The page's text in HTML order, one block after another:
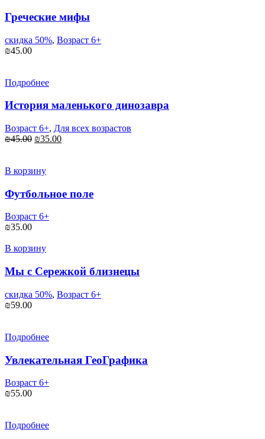
Греческие мифы
скидка 50%, Возраст 6+
₪45.00
Подробнее
История маленького динозавра
Возраст 6+, Для всех возрастов
₪45.00 Первоначальная
₪45.00.
₪35.00Текущая
В корзину
Футбольное поле
Возраст 6+
₪35.00
В корзину
Мы с Сережкой близнецы
скидка 50%, Возраст 6+
₪59.00
Подробнее
Увлекательная ГеоГрафика
Возраст 6+
₪55.00
Подробнее